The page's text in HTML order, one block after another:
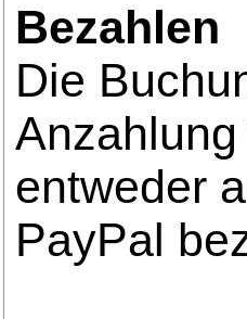
Bezahlen
Die
entweder
PayPal